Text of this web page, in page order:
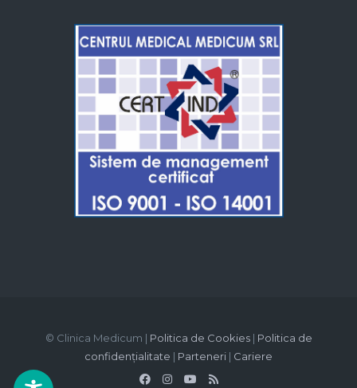
© Clinica Medicum | Politica de Cookies| Politica de
confidențialitate | Parteneri | Cariere